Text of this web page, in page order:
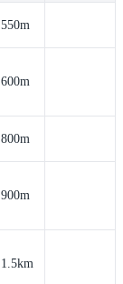
550m
600m
800m
900m
1.5km